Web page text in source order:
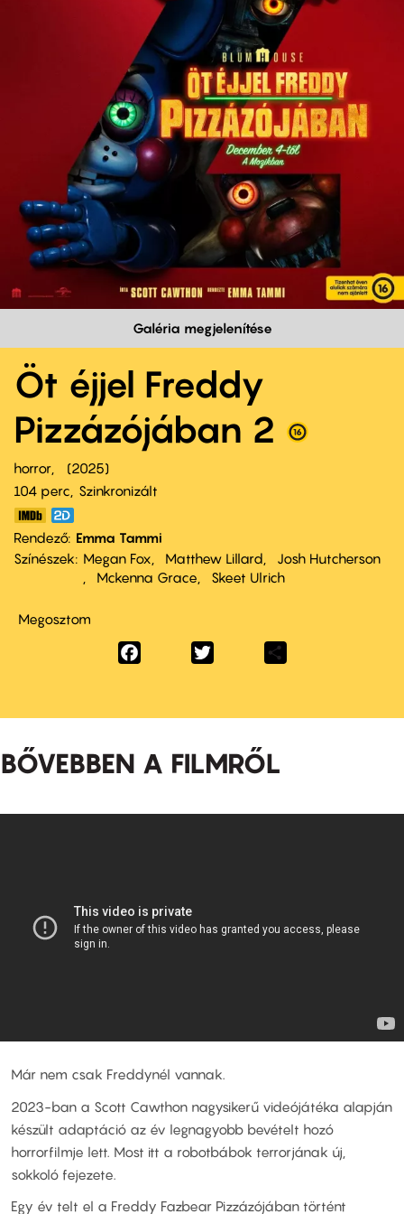
Galéria megjelenítése
Öt éjjel Freddy
Pizzázójában 2
horror
2025
104 perc,
Szinkronizált
Rendező Emma Tammi
Színészek
Megan Fox Matthew Lillard
Josh Hutcherson
Mckenna Grace
Skeet Ulrich
Megosztom
Facebook
BŐVEBBEN A FILMRŐL
Már nem csak Freddynél vannak.
2023-ban a Scott Cawthon nagysikerű videójátéka alapján
készült adaptáció az év legnagyobb bevételt hozó
horrorfilmje lett. Most itt a robotbábok terrorjának új,
sokkoló fejezete.
Egy év telt el a Freddy Fazbear Pizzázójában történt